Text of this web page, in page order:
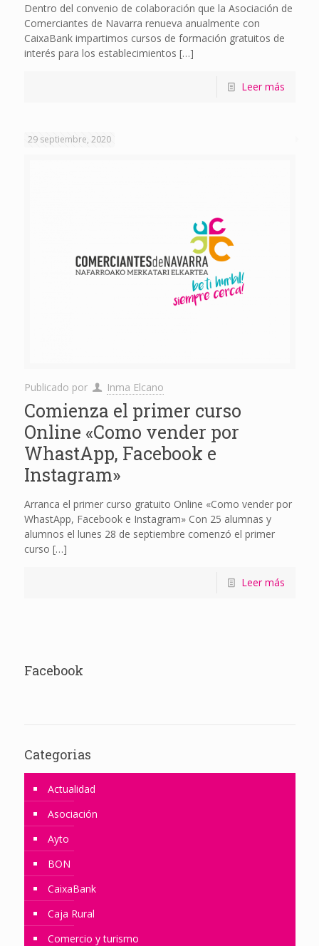
Dentro del convenio de colaboración que la Asociación de
Comerciantes de Navarra renueva anualmente con
CaixaBank impartimos cursos de formación gratuitos de
interés para los establecimientos […]
Leer más
29 septiembre, 2020
Publicado por Inma Elcano
Comienza el primer curso
Online «Como vender por
WhastApp, Facebook e
Instagram»
Arranca el primer curso gratuito Online «Como vender por
WhastApp, Facebook e Instagram» Con 25 alumnas y
alumnos el lunes 28 de septiembre comenzó el primer
curso […]
Leer más
Facebook
Categorias
Actualidad
Asociación
Ayto
BON
CaixaBank
Caja Rural
Comercio y turismo